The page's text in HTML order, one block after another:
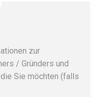
zur
/ Gründers und
Sie möchten (falls